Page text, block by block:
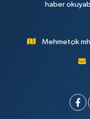
haber
Mehmetçik